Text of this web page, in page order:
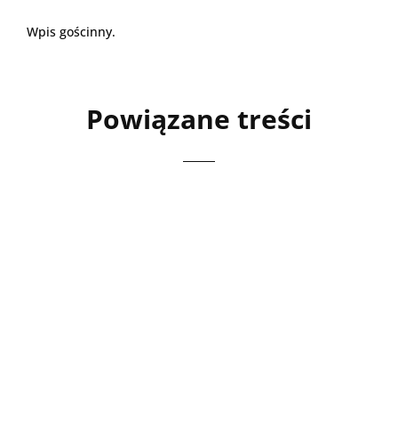
Wpis gościnny.
Powiązane treści